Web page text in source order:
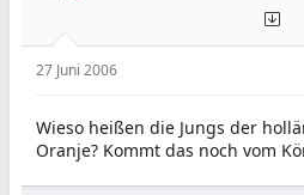
e
r
t
27 Juni 2006
Wieso heißen die Jungs der
Oranje? Kommt das noch vom